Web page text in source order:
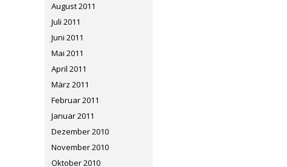
August 2011
Juli 2011
Juni 2011
Mai 2011
April 2011
März 2011
Februar 2011
Januar 2011
Dezember 2010
November 2010
Oktober 2010